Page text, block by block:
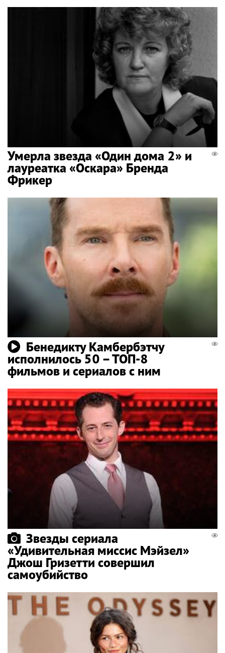
Умерла звезда «Один дома 2» и
лауреатка «Оскара» Бренда
Фрикер
Бенедикту Камбербэтчу
исполнилось 50 – ТОП-8
фильмов и сериалов с ним
Звезды сериала
«Удивительная миссис Мэйзел»
Джош Гризетти совершил
самоубийство